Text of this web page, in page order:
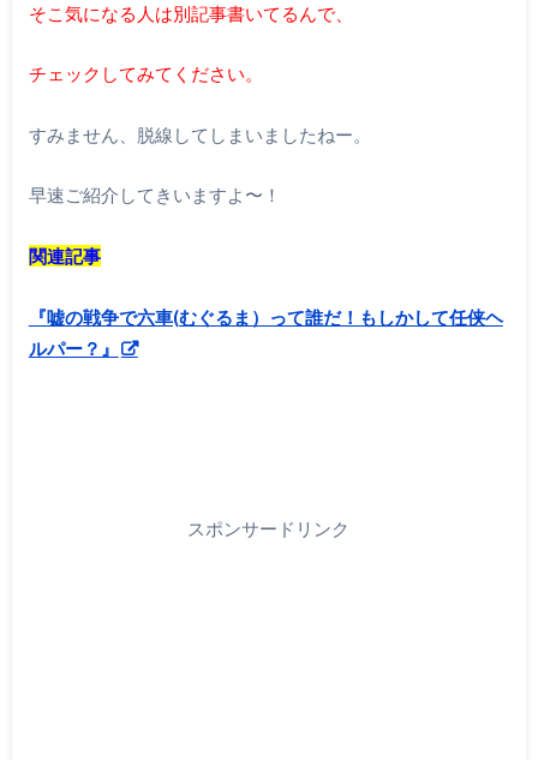
そこ気になる人は別記事書いてるんで、
チェックしてみてください。
すみません、脱線してしまいましたねー。
早速ご紹介してきいますよ〜！
関連記事
『嘘の戦争で六車(むぐるま）って誰だ！もしかして任侠ヘ
ルパー？』
スポンサードリンク